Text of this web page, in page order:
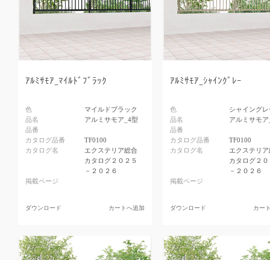
ｱﾙﾐｻﾓｱ_ﾏｲﾙﾄﾞﾌﾞﾗｯｸ
色
マイルドブラック
品名
アルミサモア_4型
品番
カタログ品番
TF0100
カタログ名
エクステリア総合
カタログ２０２５
－２０２６
掲載ページ
ダウンロード カートへ追加
ｱﾙﾐｻﾓｱ_ｼｬｲﾝｸﾞﾚｰ
色
シャイング
品名
アルミサモ
品番
カタログ品番
TF0100
カタログ名
エクステリ
カタログ２
－２０２６
掲載ページ
ダウンロード カー